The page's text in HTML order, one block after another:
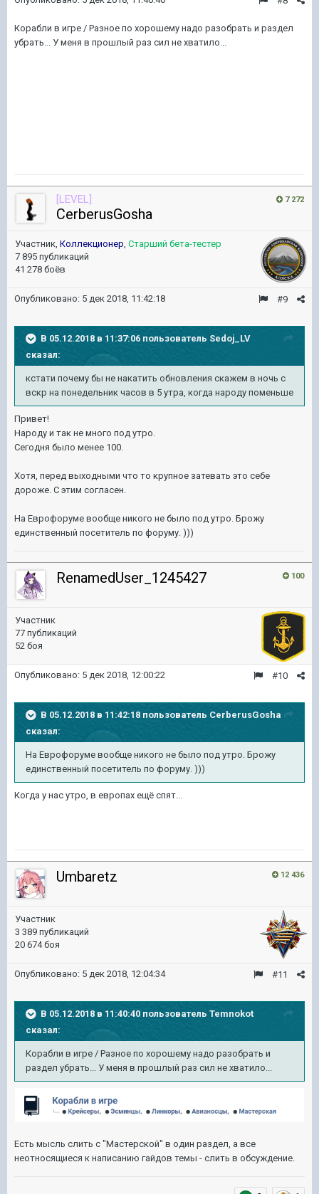
Корабли в игре / Разное по хорошему надо разобрать и раздел
убрать... У меня в прошлый раз сил не хватило...
7 272
[LEVEL]
CerberusGosha
Участник, Коллекционер, Старший бета-тестер
7 895 публикаций
41 278 боёв
#9
Опубликовано: 5 дек 2018, 11:42:18
В 05.12.2018 в 11:37:06 пользователь Sedoj_LV
сказал:
кстати почему бы не накатить обновления скажем в ночь с
вскр на понедельник часов в 5 утра, когда народу поменьше
Привет!
Народу и так не много под утро.
Сегодня было менее 100.
Хотя, перед выходными что то крупное затевать это себе
дороже. С этим согласен.
На Еврофоруме вообще никого не было под утро. Брожу
единственный посетитель по форуму. )))
100
RenamedUser_1245427
Участник
77 публикаций
52 боя
#10
Опубликовано: 5 дек 2018, 12:00:22
В 05.12.2018 в 11:42:18 пользователь CerberusGosha
сказал:
На Еврофоруме вообще никого не было под утро. Брожу
единственный посетитель по форуму. )))
Когда у нас утро, в европах ещё спят...
12 436
Umbaretz
Участник
3 389 публикаций
20 674 боя
#11
Опубликовано: 5 дек 2018, 12:04:34
В 05.12.2018 в 11:40:40 пользователь Temnokot
сказал:
Корабли в игре / Разное по хорошему надо разобрать и
раздел убрать... У меня в прошлый раз сил не хватило...
Есть мысль слить с "Мастерской" в один раздел, а все
неотносящиеся к написанию гайдов темы - слить в обсуждение.